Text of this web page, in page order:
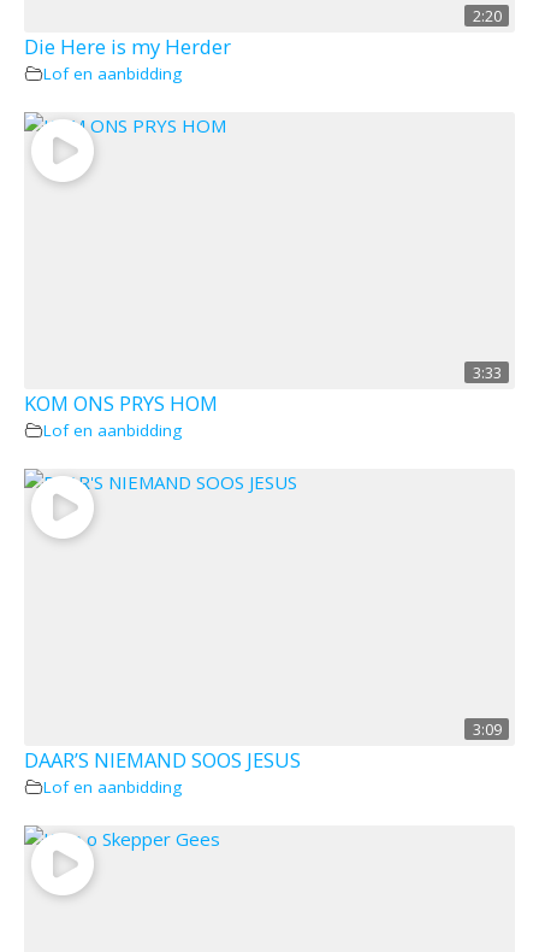
2:20
Die Here is my Herder
Lof en aanbidding
3:33
KOM ONS PRYS HOM
Lof en aanbidding
3:09
DAAR’S NIEMAND SOOS JESUS
Lof en aanbidding